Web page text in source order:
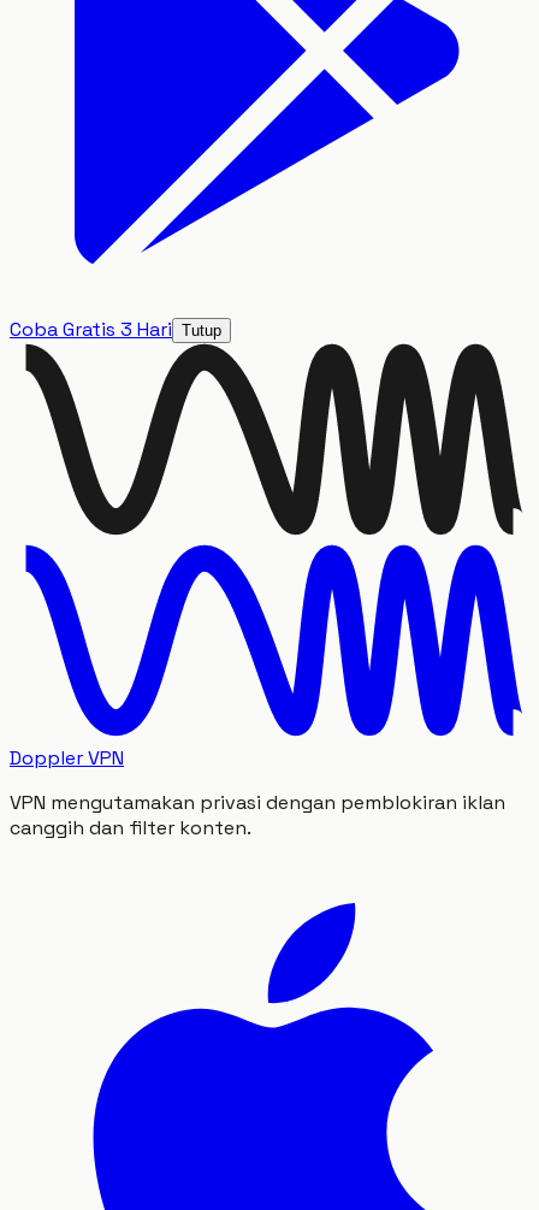
Coba Gratis 3 Hari Tutup
Doppler VPN
VPN mengutamakan privasi dengan pemblokiran iklan
canggih dan filter konten.